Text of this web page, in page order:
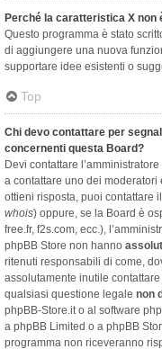
Perché la caratteristica X non
Questo programma è stato
di aggiungere una nuova
supportare idee esistenti o
Top
Chi devo contattare per
concernenti questa Board?
Devi contattare
a contattare uno dei
ottieni risposta, puoi contattare
whois) oppure, se la Board è
free.fr, f2s.com, ecc.),
phpBB Store non hanno
ritenuti responsabili di come,
assolutamente inutile
qualsiasi questione legale non
phpBB-Store.it o al software
a phpBB Limited o a phpBB
programma non riceveranno